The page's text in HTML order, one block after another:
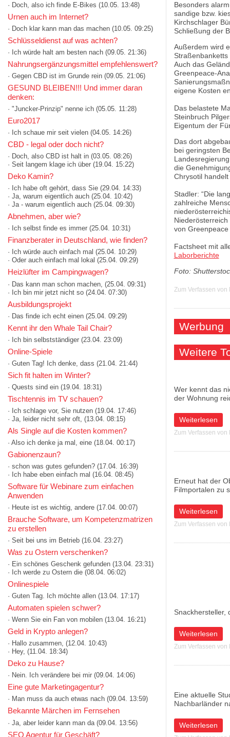
· Doch, also ich finde E-Bikes (10.05. 13:48)
Urnen auch im Internet?
· Doch klar kann man das machen (10.05. 09:25)
Schlüsseldienst auf was achten?
· Ich würde halt am besten nach (09.05. 21:36)
Nahrungsergänzungsmittel empfehlenswert?
· Gegen CBD ist im Grunde rein (09.05. 21:06)
GESUND BLEIBEN!!! Und immer daran
denken:
· "Juncker-Prinzip" nenne ich (05.05. 11:28)
Euro2017
· Ich schaue mir seit vielen (04.05. 14:26)
CBD - legal oder doch nicht?
· Doch, also CBD ist halt in (03.05. 08:26)
· Seit langem klage ich über (19.04. 15:22)
Deko Kamin?
· Ich habe oft gehört, dass Sie (29.04. 14:33)
· Ja, warum eigentlich auch (25.04. 10:42)
· Ja - warum eigentlich auch (25.04. 09:30)
Abnehmen, aber wie?
· Ich selbst finde es immer (25.04. 10:31)
Finanzberater in Deutschland, wie finden?
· Ich würde auch einfach mal (25.04. 10:29)
· Oder auch einfach mal lokal (25.04. 09:29)
Heizlüfter im Campingwagen?
· Das kann man schon machen, (25.04. 09:31)
· Ich bin mir jetzt nicht so (24.04. 07:30)
Ausbildungsprojekt
· Das finde ich echt einen (25.04. 09:29)
Kennt ihr den Whale Tail Chair?
· Ich bin selbstständiger (23.04. 23:09)
Online-Spiele
· Guten Tag! Ich denke, dass (21.04. 21:44)
Sich fit halten im Winter?
· Quests sind ein (19.04. 18:31)
Tischtennis im TV schauen?
· Ich schlage vor, Sie nutzen (19.04. 17:46)
· Ja, leider nicht sehr oft, (13.04. 08:15)
Als Single auf die Kosten kommen?
· Also ich denke ja mal, eine (18.04. 00:17)
Gabionenzaun?
· schon was gutes gefunden? (17.04. 16:39)
· Ich habe eben einfach mal (16.04. 08:45)
Software für Webinare zum einfachen
Anwenden
· Heute ist es wichtig, andere (17.04. 00:07)
Brauche Software, um Kompetenzmatrizen
zu erstellen
· Seit bei uns im Betrieb (16.04. 23:27)
Was zu Ostern verschenken?
· Ein schönes Geschenk gefunden (13.04. 23:31)
· Ich werde zu Ostern die (08.04. 06:02)
Onlinespiele
· Guten Tag. Ich möchte allen (13.04. 17:17)
Automaten spielen schwer?
· Wenn Sie ein Fan von mobilen (13.04. 16:21)
Geld in Krypto anlegen?
· Hallo zusammen, (12.04. 10:43)
· Hey, (11.04. 18:34)
Deko zu Hause?
· Nein. Ich verändere bei mir (09.04. 14:06)
Eine gute Marketingagentur?
· Man muss da auch etwas nach (09.04. 13:59)
Bekannte Märchen im Fernsehen
· Ja, aber leider kann man da (09.04. 13:56)
SEO Agentur für Geschäft?
Besonders
sandige bzw.
Kirchschlager
Schließung der
Außerdem wird
Auch das
Greenpeace-
eigene Kosten
Das belastete
Steinbruch
Eigentum der
Das dort
bei geringsten
die
Chrysotil
Stadler: “Die
zahlreiche
von Greenpeace
Factsheet mit
Laborberichte
Foto:
Zum Verfassen
Werbung
Weitere
Wer kennt das
der Wohnung
Weiterlesen
über Für
Zum Verfassen
Erneut hat der
Filmportalen zu
Weiterlesen
über Sperre
Zum Verfassen
Snackhersteller,
Weiterlesen
über 60 Jahre
Zum Verfassen
Eine aktuelle
Nachbarländer
Weiterlesen
über